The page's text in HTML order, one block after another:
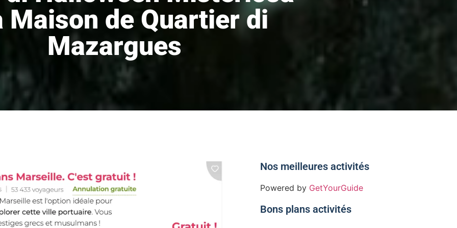
Maison de Quartier di
Mazargues
Nos meilleures activités
Powered by GetYourGuide
Bons plans activités